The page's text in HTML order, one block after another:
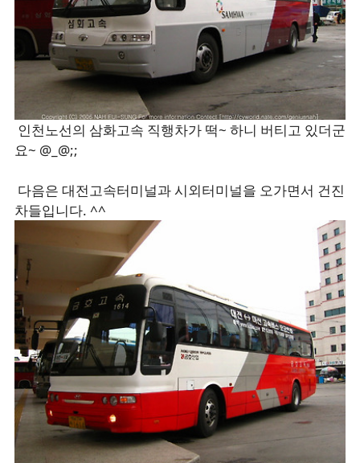
인천노선의 삼화고속 직행차가 떡~ 하니 버티고 있더군
요~ @_@;;
다음은 대전고속터미널과 시외터미널을 오가면서 건진
차들입니다. ^^